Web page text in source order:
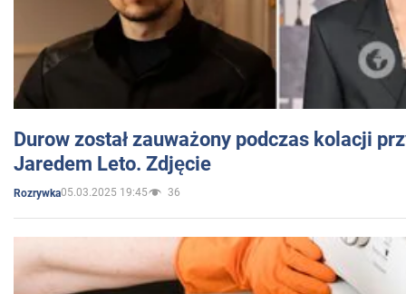
Durow został zauważony podczas kolacji
Jaredem Leto. Zdjęcie
Rozrywka05.03.2025 19:45 36